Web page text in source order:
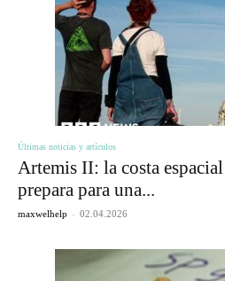
Últimas noticias y artículos
Artemis II: la costa
prepara para una...
maxwelhelp - 02.04.2026